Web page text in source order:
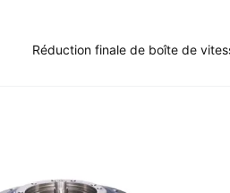
Réduction finale de boîte de